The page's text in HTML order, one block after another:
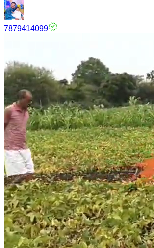
7879414099